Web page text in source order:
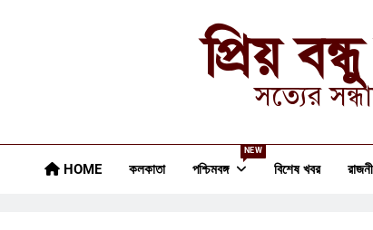
প্রিয়
সত্যের
HOME কলকাতা পশ্চিমবঙ্গ
NEW
বিশেষ খবর